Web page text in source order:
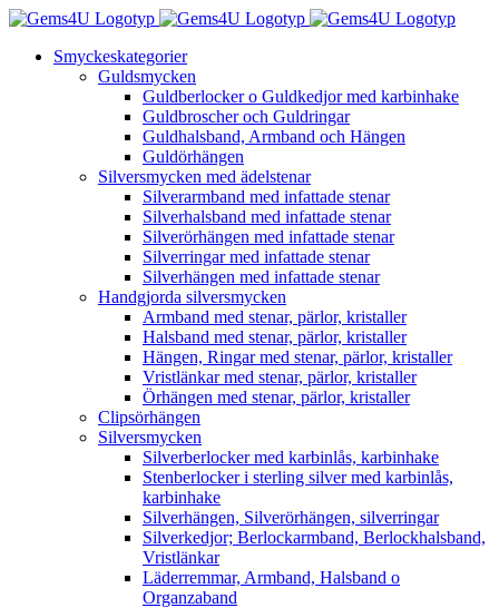
Fortsätt
innehålletSmyckeskategorier
Guldsmycken
Guldberlocker o Guldkedjor med karbinhake
Guldbroscher och Guldringar
Guldhalsband, Armband och Hängen
Guldörhängen
Silversmycken med ädelstenar
Silverarmband med infattade stenar
Silverhalsband med infattade stenar
Silverörhängen med infattade stenar
Silverringar med infattade stenar
Silverhängen med infattade stenar
Handgjorda silversmycken
Armband med stenar, pärlor, kristaller
Halsband med stenar, pärlor, kristaller
Hängen, Ringar med stenar, pärlor, kristaller
Vristlänkar med stenar, pärlor, kristaller
Örhängen med stenar, pärlor, kristaller
Clipsörhängen
Silversmycken
Silverberlocker med karbinlås, karbinhake
Stenberlocker i sterling silver med karbinlås,
karbinhake
Silverhängen, Silverörhängen, silverringar
Silverkedjor; Berlockarmband, Berlockhalsband,
Vristlänkar
Läderremmar, Armband, Halsband o
Organzaband